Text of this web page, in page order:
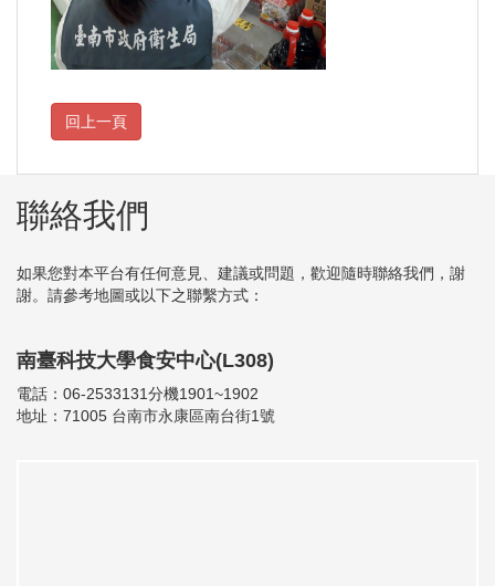
聯絡我們
如果您對本平台有任何意見、建議或問題，歡迎隨時聯絡我們，謝
謝。請參考地圖或以下之聯繫方式：
南臺科技大學食安中心(L308)
電話：06-2533131分機1901~1902
地址：71005 台南市永康區南台街1號